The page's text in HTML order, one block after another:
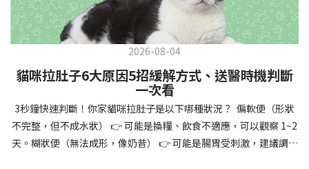
應你的指令，不只增加了互動機會，也建立了主人作為領導者的地
位。正向獎勵式訓練更能培養幼犬對你的信任感，強化情感連結，
創造更和諧的相處模式。培養社交技能與適應能力及早接觸各種環
境和刺激，能幫助幼犬成長為自信穩定的成犬。適當的社會化訓練
讓牠們學會如何與其他狗狗、動物和人類和平相處，減少恐懼或攻
擊行為。這種適應能力使幼犬未來能從容面對獸醫檢查、美容
salon、寄宿或旅行等各種情境，大大提升生活品質。 訓練幼犬不只
是教會指令，更是塑造性格和習慣的過程！ 透過耐心且一致的訓
練，你不僅能擁有一隻聽話的好狗狗，更能建立起相互尊重的終身
2026-08-04
貓咪拉肚子6大原因5招緩解方式、送醫時機判斷
一次看
3秒鐘快速判斷！你家貓咪拉肚子是以下哪種狀況？ 偏軟便（形狀
不完整，但不成水狀） 👉 可能是換糧、飲食不適應，可以觀察 1~2
天。糊狀便（無法成形，像奶昔） 👉 可能是腸胃受刺激，建議調整